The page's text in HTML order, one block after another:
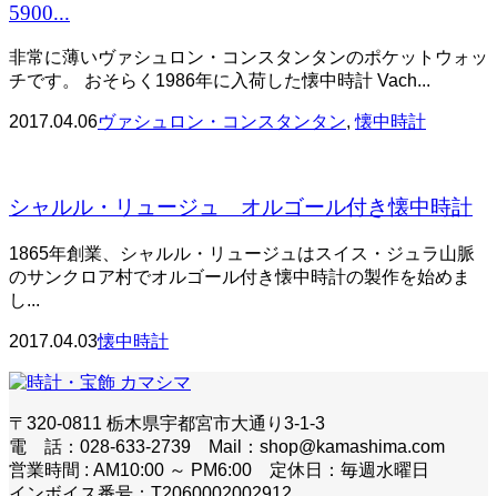
5900...
非常に薄いヴァシュロン・コンスタンタンのポケットウォッ
チです。 おそらく1986年に入荷した懐中時計 Vach...
2017.04.06ヴァシュロン・コンスタンタン,懐中時計
シャルル・リュージュ オルゴール付き懐中時計
1865年創業、シャルル・リュージュはスイス・ジュラ山脈
のサンクロア村でオルゴール付き懐中時計の製作を始めま
し...
2017.04.03懐中時計
〒320-0811 栃木県宇都宮市大通り3-1-3
電 話：028-633-2739 Mail：shop@kamashima.com
営業時間 : AM10:00 ～ PM6:00 定休日：毎週水曜日